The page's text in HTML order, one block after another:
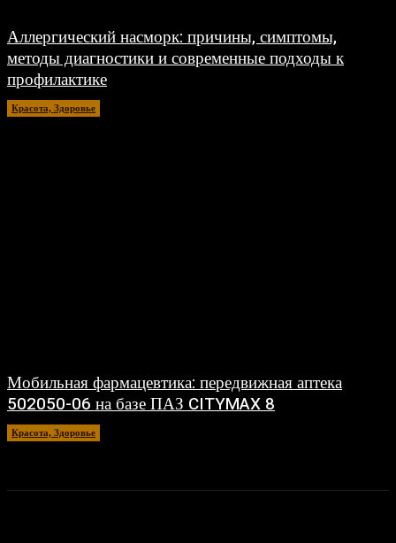
Аллергический насморк: причины, симптомы,
методы диагностики и современные подходы к
профилактике
Красота, Здоровье
Мобильная фармацевтика: передвижная аптека
502050-06 на базе ПАЗ CITYMAX 8
Красота, Здоровье